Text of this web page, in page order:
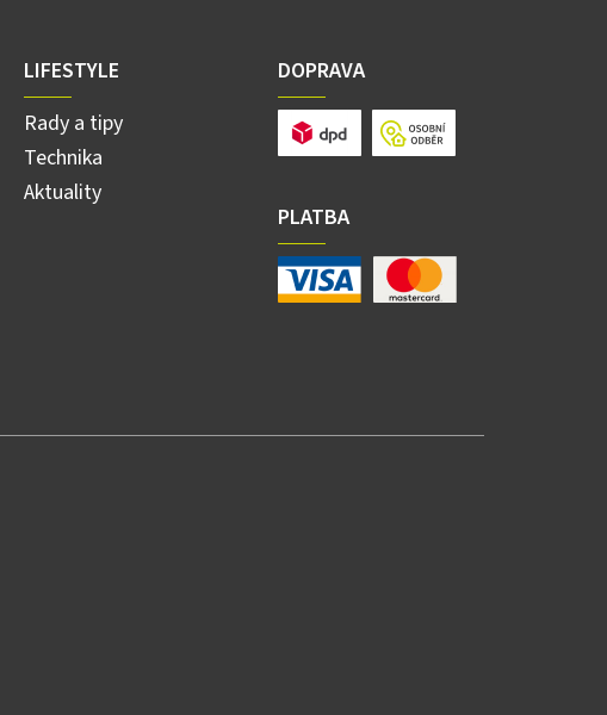
LIFESTYLE
Rady a tipy
Technika
Aktuality
DOPRAVA
PLATBA